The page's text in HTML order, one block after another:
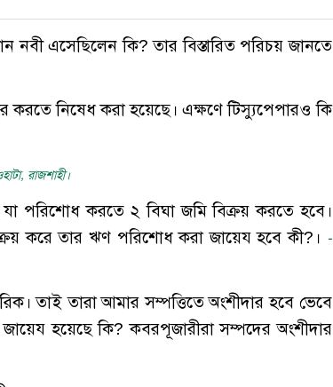
এসেছিলেন কি? তার বিস্তারিত পরিচয় জানতে
করতে নিষেধ করা হয়েছে। এক্ষণে টিস্যুপেপারও কি
রাজশাহী।
পরিশোধ করতে ২ বিঘা জমি বিক্রয় করতে হবে।
করে তার ঋণ পরিশোধ করা জায়েয হবে কী?। -
তাই তারা আমার সম্পত্তিতে অংশীদার হবে ভেবে
হয়েছে কি? কবরপূজারীরা সম্পদের অংশীদার